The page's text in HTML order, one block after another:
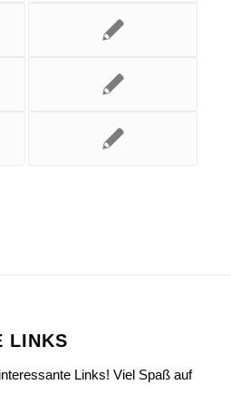
LINKS
Links! Viel Spaß auf